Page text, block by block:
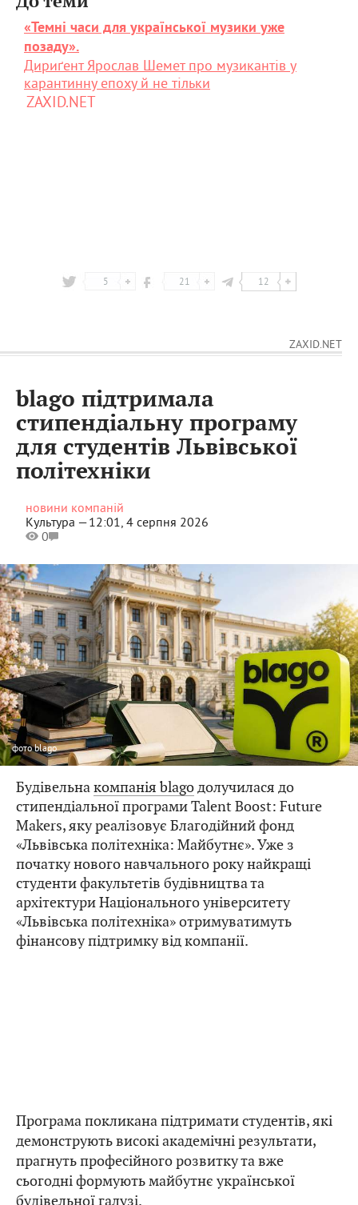
«Темні часи для української музики уже
позаду».
Дириґент Ярослав Шемет про музикантів у
карантинну епоху й не тільки
ZAXID.NET
5 21 12
ZAXID.NET
blago підтримала
стипендіальну програму
для студентів Львівської
політехніки
новини компаній
Культура —12:01, 4 серпня 2026
0
фотоblago
Будівельнакомпанія blagoдолучилася до
стипендіальної програми Talent Boost: Future
Makers, яку реалізовує Благодійний фонд
«Львівська політехніка: Майбутнє». Уже з
початку нового навчального року найкращі
студенти факультетів будівництва та
архітектури Національного університету
«Львівська політехніка» отримуватимуть
фінансову підтримку від компанії.
Програма покликана підтримати студентів, які
демонструють високі академічні результати,
прагнуть професійного розвитку та вже
сьогодні формують майбутнє української
будівельної галузі.